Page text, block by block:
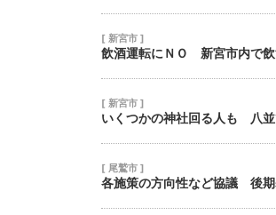
[ 新宮市 ]
飲酒運転にＮＯ 新宮市内で飲
[ 新宮市 ]
いくつかの神社回る人も 八
[ 尾鷲市 ]
各施策の方向性など協議 後